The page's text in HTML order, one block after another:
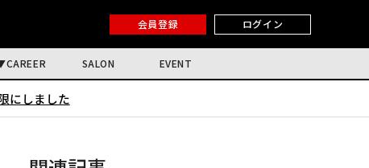
会員登録 ログイン
CAREER SALON EVENT
にしました